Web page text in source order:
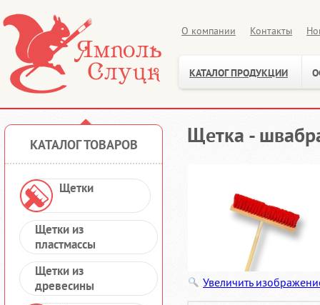
О компании Контакты
КАТАЛОГ ПРОДУКЦИИ
КАТАЛОГ ТОВАРОВ
Щетки
Щетки из
пластмассы
Щетки из
древесины
Щетка -
Увеличить